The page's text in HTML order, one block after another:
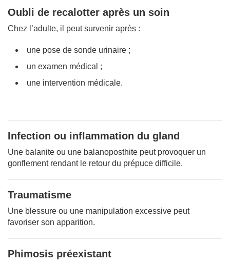
Oubli de recalotter après un soin
Chez l’adulte, il peut survenir après :
une pose de sonde urinaire ;
un examen médical ;
une intervention médicale.
Infection ou inflammation du gland
Une balanite ou une balanoposthite peut provoquer un
gonflement rendant le retour du prépuce difficile.
Traumatisme
Une blessure ou une manipulation excessive peut
favoriser son apparition.
Phimosis préexistant